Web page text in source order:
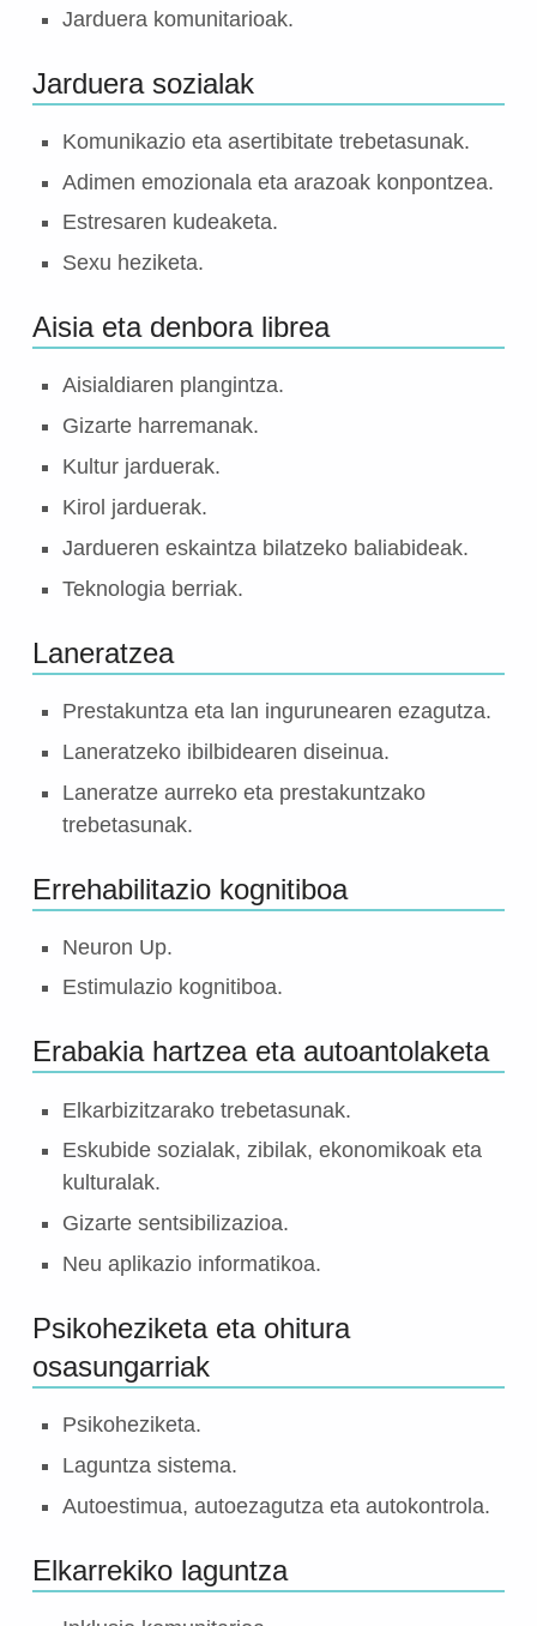
Jarduera komunitarioak.
Jarduera sozialak
Komunikazio eta asertibitate trebetasunak.
Adimen emozionala eta arazoak konpontzea.
Estresaren kudeaketa.
Sexu heziketa.
Aisia eta denbora librea
Aisialdiaren plangintza.
Gizarte harremanak.
Kultur jarduerak.
Kirol jarduerak.
Jardueren eskaintza bilatzeko baliabideak.
Teknologia berriak.
Laneratzea
Prestakuntza eta lan ingurunearen ezagutza.
Laneratzeko ibilbidearen diseinua.
Laneratze aurreko eta prestakuntzako
trebetasunak.
Errehabilitazio kognitiboa
Neuron Up.
Estimulazio kognitiboa.
Erabakia hartzea eta autoantolaketa
Elkarbizitzarako trebetasunak.
Eskubide sozialak, zibilak, ekonomikoak eta
kulturalak.
Gizarte sentsibilizazioa.
Neu aplikazio informatikoa.
Psikoheziketa eta ohitura
osasungarriak
Psikoheziketa.
Laguntza sistema.
Autoestimua, autoezagutza eta autokontrola.
Elkarrekiko laguntza